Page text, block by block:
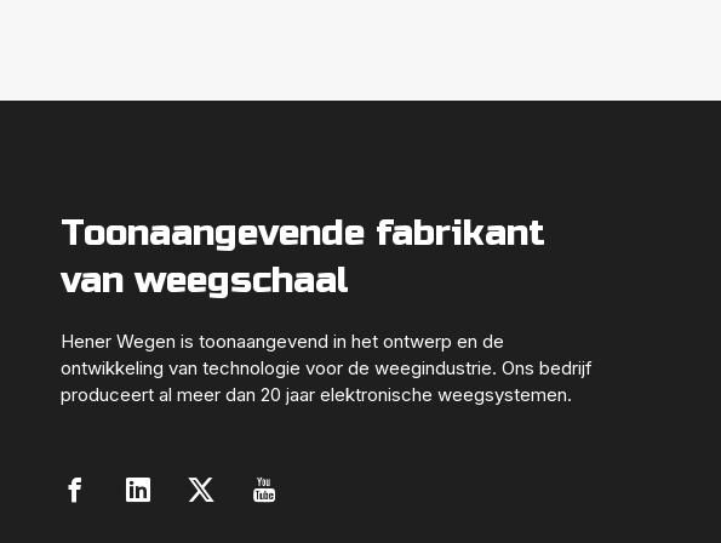
Toonaangevende fabrikant
van weegschaal
Hener Wegen is toonaangevend in het ontwerp en de
ontwikkeling van technologie voor de weegindustrie. Ons bedrijf
produceert al meer dan 20 jaar elektronische weegsystemen.